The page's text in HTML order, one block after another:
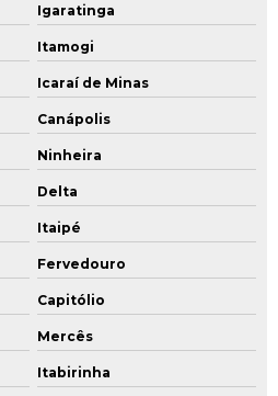
Igaratinga
Itamogi
Icaraí de Minas
Canápolis
Ninheira
Delta
Itaipé
Fervedouro
Capitólio
Mercês
Itabirinha